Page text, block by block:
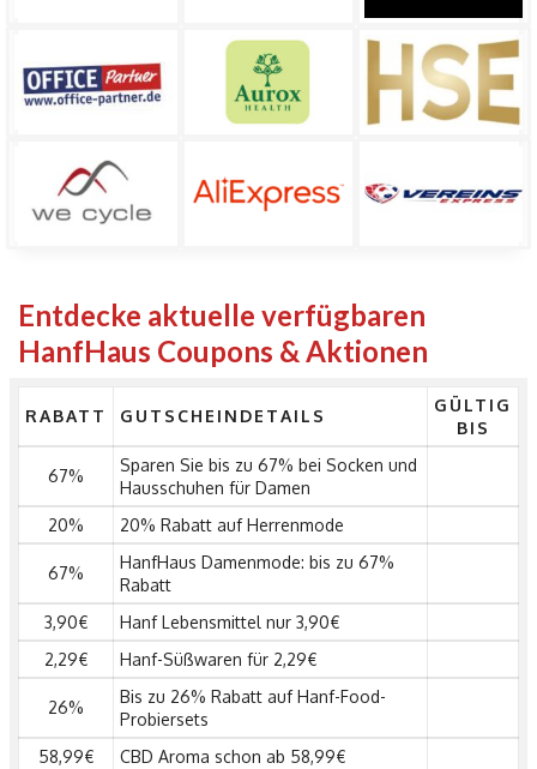
Entdecke aktuelle verfügbaren
HanfHaus Coupons & Aktionen
RABATT GUTSCHEINDETAILS
GÜLTIG
BIS
67%
Sparen Sie bis zu 67% bei Socken und
Hausschuhen für Damen
20%
20% Rabatt auf Herrenmode
67%
HanfHaus Damenmode: bis zu 67%
Rabatt
3,90€
Hanf Lebensmittel nur 3,90€
2,29€
Hanf-Süßwaren für 2,29€
26%
Bis zu 26% Rabatt auf Hanf-Food-
Probiersets
58,99€
CBD Aroma schon ab 58,99€